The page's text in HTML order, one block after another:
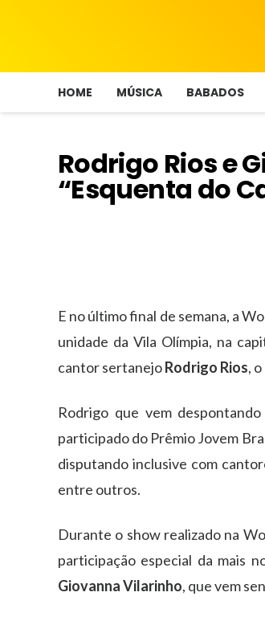
HOME MÚSICA BABADOS
Rodrigo Rios e
“Esquenta do
E no último final de semana, a
unidade da Vila Olímpia, na
cantor sertanejoRodrigo Rios,
Rodrigo que vem
participado do Prêmio Jovem
disputando inclusive com
entre outros.
Durante o show realizado na
participação especial da mais
Giovanna Vilarinho, que vem